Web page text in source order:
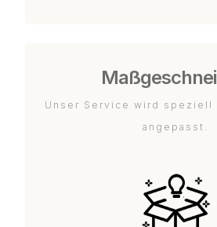
Unser Service wird speziell
angepasst.